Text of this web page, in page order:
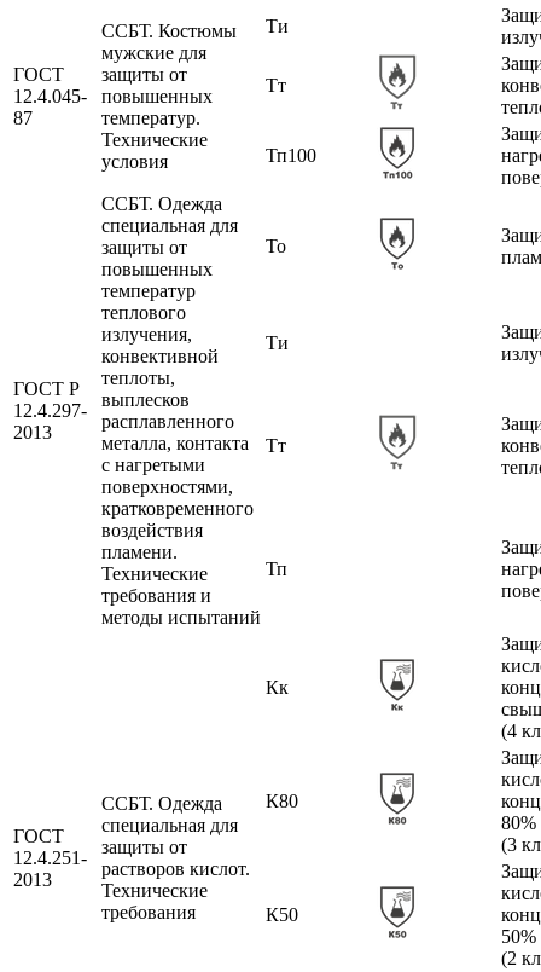
ГОСТ
12.4.045-
87
ССБТ. Костюмы
мужские для
защиты от
повышенных
температур.
Технические
условия
Ти
Тт
Тп100
ГОСТ Р
12.4.297-
2013
ССБТ. Одежда
специальная для
защиты от
повышенных
температур
теплового
излучения,
конвективной
теплоты,
выплесков
расплавленного
металла, контакта
с нагретыми
поверхностями,
кратковременного
воздействия
пламени.
Технические
требования и
методы испытаний
То
Ти
Тт
Тп
ГОСТ
12.4.251-
2013
ССБТ. Одежда
специальная для
защиты от
растворов кислот.
Технические
требования
Кк
(4
К80
80%
(3
К50
50%
(2